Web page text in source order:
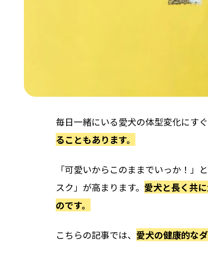
毎日一緒にいる愛犬の体型変化にす
ることもあります。
「可愛いからこのままでいっか！」
スク」が高まります。 愛犬と長く共
のです。
こちらの記事では、 愛犬の健康的な